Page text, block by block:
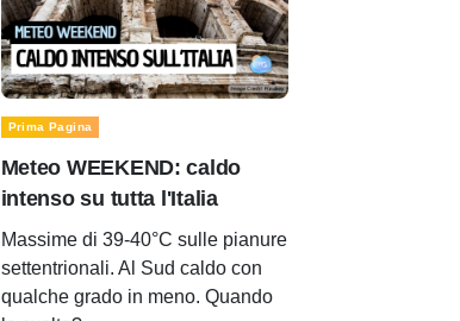
Prima Pagina
Meteo WEEKEND: caldo
intenso su tutta l'Italia
Massime di 39-40°C sulle pianure
settentrionali. Al Sud caldo con
qualche grado in meno. Quando